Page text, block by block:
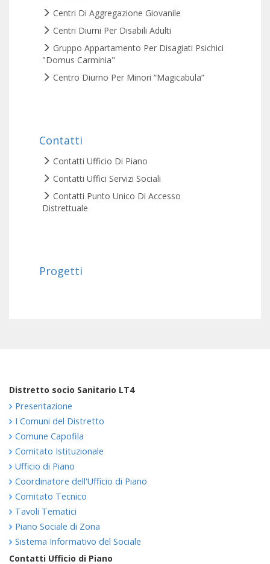
Centri Di Aggregazione Giovanile
Centri Diurni Per Disabili Adulti
Gruppo Appartamento Per Disagiati Psichici
"Domus Carminia"
Centro Diurno Per Minori “Magicabula”
Contatti
Contatti Ufficio Di Piano
Contatti Uffici Servizi Sociali
Contatti Punto Unico Di Accesso
Distrettuale
Progetti
Distretto socio Sanitario LT4
Presentazione
I Comuni del Distretto
Comune Capofila
Comitato Istituzionale
Ufficio di Piano
Coordinatore dell'Ufficio di Piano
Comitato Tecnico
Tavoli Tematici
Piano Sociale di Zona
Sistema Informativo del Sociale
Contatti Ufficio di Piano